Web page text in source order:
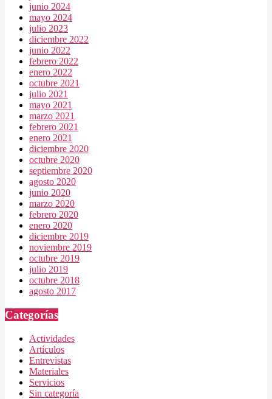
junio 2024
mayo 2024
julio 2023
diciembre 2022
junio 2022
febrero 2022
enero 2022
octubre 2021
julio 2021
mayo 2021
marzo 2021
febrero 2021
enero 2021
diciembre 2020
octubre 2020
septiembre 2020
agosto 2020
junio 2020
marzo 2020
febrero 2020
enero 2020
diciembre 2019
noviembre 2019
octubre 2019
julio 2019
octubre 2018
agosto 2017
Categorías
Actividades
Artículos
Entrevistas
Materiales
Servicios
Sin categoría